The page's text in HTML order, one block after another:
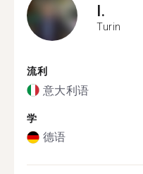
I.
Turin
流利
意大利语
学
德语